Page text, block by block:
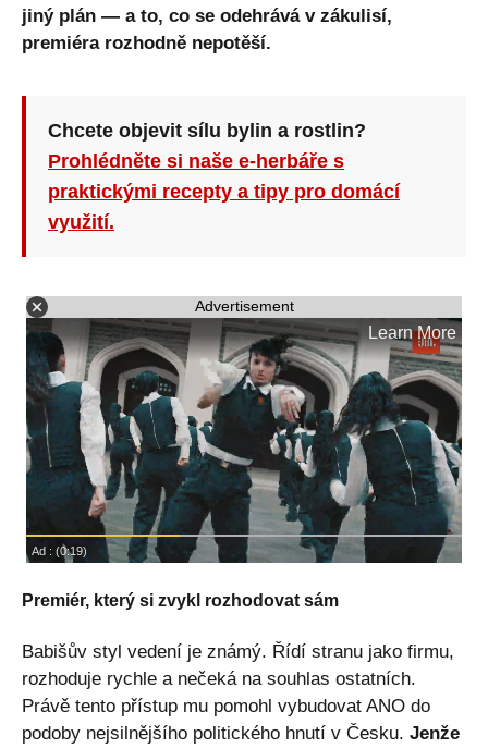
jiný plán — a to, co se odehrává v zákulisí,
premiéra rozhodně nepotěší.
Chcete objevit sílu bylin a rostlin?
Prohlédněte si naše e-herbáře s
praktickými recepty a tipy pro domácí
využití.
Advertisement
Premiér, který si zvykl rozhodovat sám
Babišův styl vedení je známý. Řídí stranu jako firmu,
rozhoduje rychle a nečeká na souhlas ostatních.
Právě tento přístup mu pomohl vybudovat ANO do
podoby nejsilnějšího politického hnutí v Česku. Jenže